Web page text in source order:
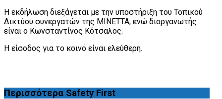
Η εκδήλωση διεξάγεται με την υποστήριξη του Τοπικού
Δικτύου συνεργατών της ΜΙΝΕΤΤΑ, ενώ διοργανωτής
είναι ο Κωνσταντίνος Κότσαλoς.
H είσοδος για το κοινό είναι ελεύθερη.
Περισσότερα Safety First